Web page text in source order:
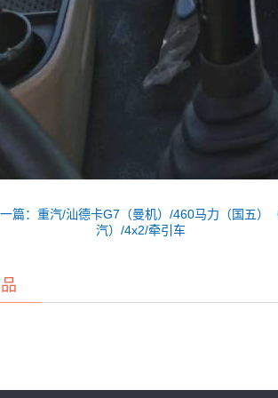
篇：重汽/汕德卡G7（曼机）/460马力（国五）
汽）/4x2/牵引车